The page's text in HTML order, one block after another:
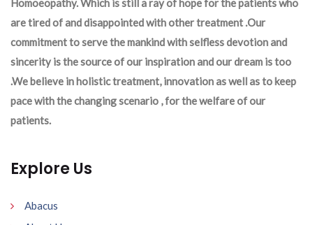
Homoeopathy. Which is still a ray of hope for the patients who
are tired of and disappointed with other treatment .Our
commitment to serve the mankind with selfless devotion and
sincerity is the source of our inspiration and our dream is too
.We believe in holistic treatment, innovation as well as to keep
pace with the changing scenario , for the welfare of our
patients.
Explore Us
Abacus